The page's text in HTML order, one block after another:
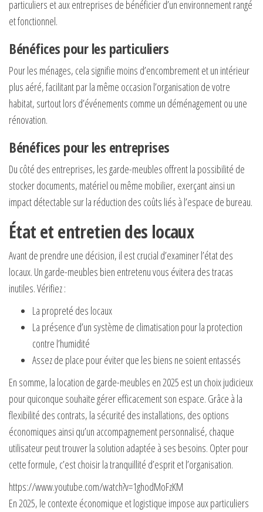
particuliers et aux entreprises de bénéficier d’un environnement rangé
et fonctionnel.
Bénéfices pour les particuliers
Pour les ménages, cela signifie moins d’encombrement et un intérieur
plus aéré, facilitant par la même occasion l’organisation de votre
habitat, surtout lors d’événements comme un déménagement ou une
rénovation.
Bénéfices pour les entreprises
Du côté des entreprises, les garde-meubles offrent la possibilité de
stocker documents, matériel ou même mobilier, exerçant ainsi un
impact détectable sur la réduction des coûts liés à l’espace de bureau.
État et entretien des locaux
Avant de prendre une décision, il est crucial d’examiner l’état des
locaux. Un garde-meubles bien entretenu vous évitera des tracas
inutiles. Vérifiez :
La propreté des locaux
La présence d’un système de climatisation pour la protection
contre l’humidité
Assez de place pour éviter que les biens ne soient entassés
En somme, la location de garde-meubles en 2025 est un choix judicieux
pour quiconque souhaite gérer efficacement son espace. Grâce à la
flexibilité des contrats, la sécurité des installations, des options
économiques ainsi qu’un accompagnement personnalisé, chaque
utilisateur peut trouver la solution adaptée à ses besoins. Opter pour
cette formule, c’est choisir la tranquillité d’esprit et l’organisation.
https://www.youtube.com/watch?v=1ghodMoFzKM
En 2025, le contexte économique et logistique impose aux particuliers